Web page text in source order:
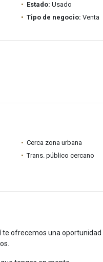
Estado: Usado
Tipo de negocio: Venta
Cerca zona urbana
Trans. público cercano
te ofrecemos una oportunidad